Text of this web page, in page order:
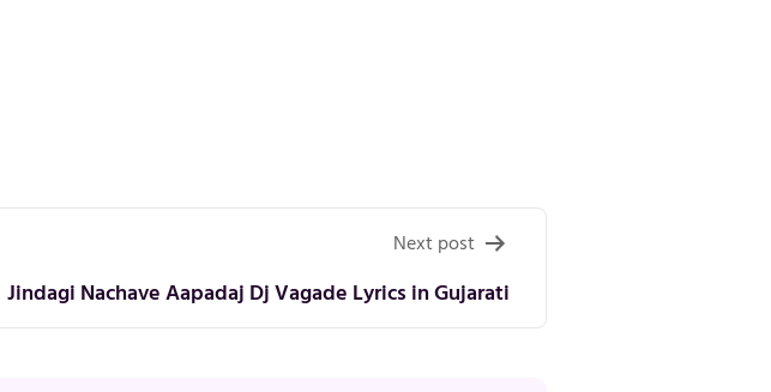
Next post
Jindagi Nachave Aapadaj Dj Vagade Lyrics in Gujarati